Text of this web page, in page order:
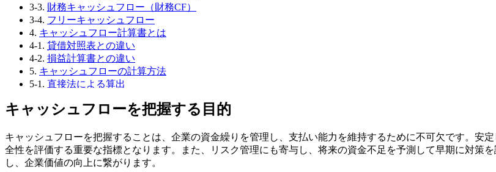
3-3. 財務キャッシュフロー（財務CF）
3-4. フリーキャッシュフロー
4. キャッシュフロー計算書とは
4-1. 貸借対照表との違い
4-2. 損益計算書との違い
5. キャッシュフローの計算方法
5-1. 直接法による算出
6.キャッシュフロー計算書の見方
6-2.②成長企業の場合
6-3.③ダウンサイジングを行う企業の場合
6-4.④再建中の企業の場合
キャッシュフローを把握する目的
キャッシュフローを把握することは、企業の資金繰りを管理し、支払い能力を維持するために不可欠です。安
全性を評価する重要な指標となります。また、リスク管理にも寄与し、将来の資金不足を予測して早期に対策
し、企業価値の向上に繋がります。